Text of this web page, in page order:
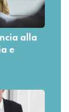
alla
e